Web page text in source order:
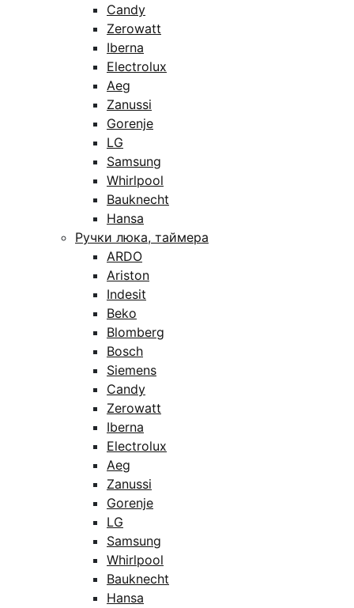
Candy
Zerowatt
Iberna
Electrolux
Aeg
Zanussi
Gorenje
LG
Samsung
Whirlpool
Bauknecht
Hansa
Ручки люка, таймера
ARDO
Ariston
Indesit
Beko
Blomberg
Bosch
Siemens
Candy
Zerowatt
Iberna
Electrolux
Aeg
Zanussi
Gorenje
LG
Samsung
Whirlpool
Bauknecht
Hansa